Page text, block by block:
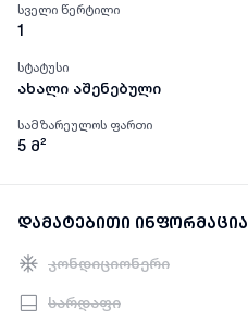
სველი წერტილი
1
სტატუსი
ახალი აშენებული
სამზარეულოს ფართი
5 მ²
დამატებითი ინფორმაცია
კონდიციონერი
სარდაფი